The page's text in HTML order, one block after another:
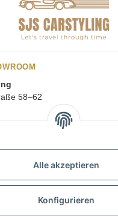
Alle akzeptieren
Konfigurieren
58–62
Uhr
Fulfillment
Lager